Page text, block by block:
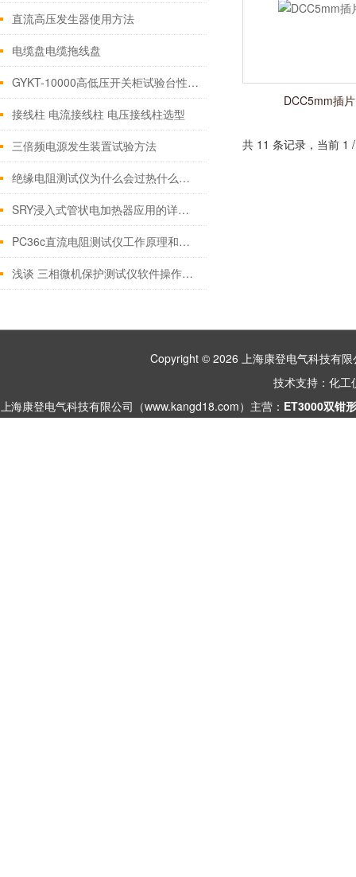
直流高压发生器使用方法
电缆盘电缆拖线盘
GYKT-10000高低压开关柜试验台性能技术参数
接线柱 电流接线柱 电压接线柱选型
三倍频电源发生装置试验方法
绝缘电阻测试仪为什么会过热什么原因？
SRY浸入式管状电加热器应用的详细资料
PC36c直流电阻测试仪工作原理和特点
浅谈 三相微机保护测试仪软件操作方法
DCC5mm插
共 11 条记录，当前
Copyright © 2026 上海康登电气科技有
技术支持： 化工
上海康登电气科技有限公司（www.kangd18.com）主营： ET3000双钳